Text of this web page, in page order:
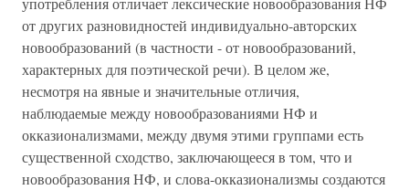
от других разновидностей индивидуально-авторских
новообразований (в частности - от новообразований,
характерных для поэтической речи). В целом же,
несмотря на явные и значительные отличия,
наблюдаемые между новообразованиями НФ и
окказионализмами, между двумя этими группами есть
существенной сходство, заключающееся в том, что и
новообразования НФ, и слова-окказионализмы создаются